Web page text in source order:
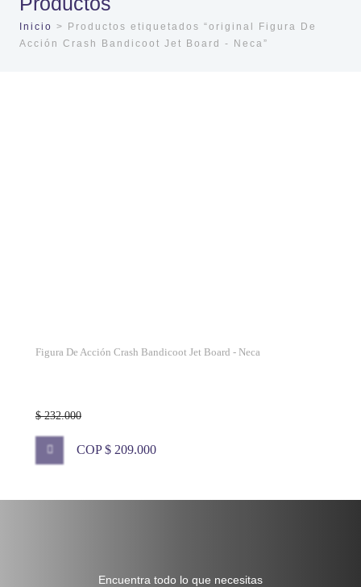
Inicio > Productos etiquetados “original Figura De
Acción Crash Bandicoot Jet Board - Neca”
Figura De Acción Crash Bandicoot Jet Board - Neca
$ 232.000
COP $ 209.000
Encuentra todo lo que necesitas